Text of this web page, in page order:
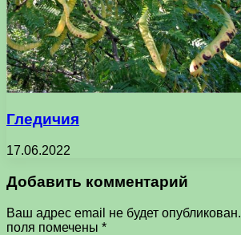
Гледичия
17.06.2022
Добавить комментарий
Ваш адрес email не будет опубликован.
поля помечены *